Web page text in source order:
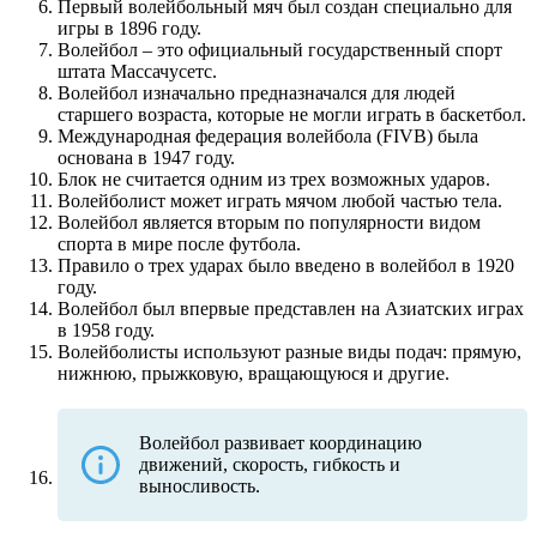
Первый волейбольный мяч был создан специально для
игры в 1896 году.
Волейбол – это официальный государственный спорт
штата Массачусетс.
Волейбол изначально предназначался для людей
старшего возраста, которые не могли играть в баскетбол.
Международная федерация волейбола (FIVB) была
основана в 1947 году.
Блок не считается одним из трех возможных ударов.
Волейболист может играть мячом любой частью тела.
Волейбол является вторым по популярности видом
спорта в мире после футбола.
Правило о трех ударах было введено в волейбол в 1920
году.
Волейбол был впервые представлен на Азиатских играх
в 1958 году.
Волейболисты используют разные виды подач: прямую,
нижнюю, прыжковую, вращающуюся и другие.
Волейбол развивает координацию
движений, скорость, гибкость и
выносливость.